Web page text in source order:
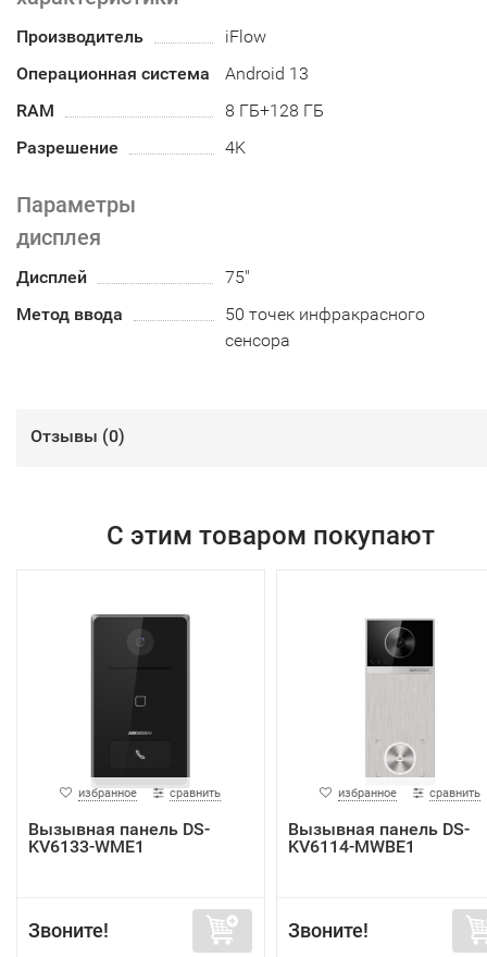
Производитель
iFlow
Операционная система
Android 13
RAM
8 ГБ+128 ГБ
Разрешение
4K
Параметры
дисплея
Дисплей
75"
Метод ввода
50 точек инфракрасного
сенсора
Отзывы (0)
С этим товаром покупают
избранное сравнить
Вызывная панель DS-
KV6133-WME1
Звоните!
избранное сравнить
Вызывная панель DS-
KV6114-MWBE1
Звоните!